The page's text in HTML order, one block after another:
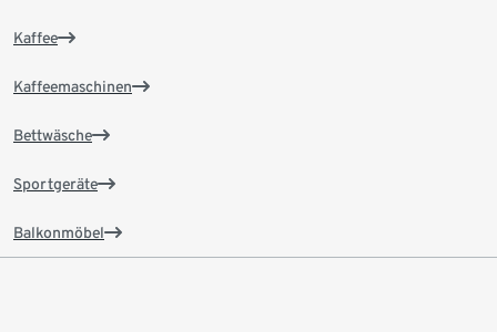
Kaffee
Kaffeemaschinen
Bettwäsche
Sportgeräte
Balkonmöbel